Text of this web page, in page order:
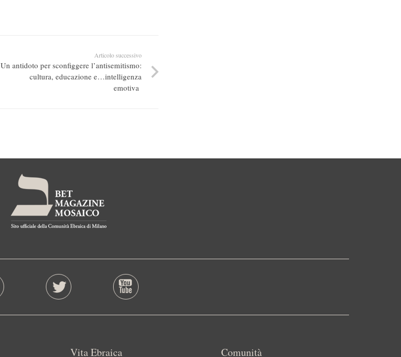
Articolo successivo
Un antidoto per sconfiggere l’antisemitismo:
cultura, educazione e…intelligenza
emotiva
Vita Ebraica Comunità